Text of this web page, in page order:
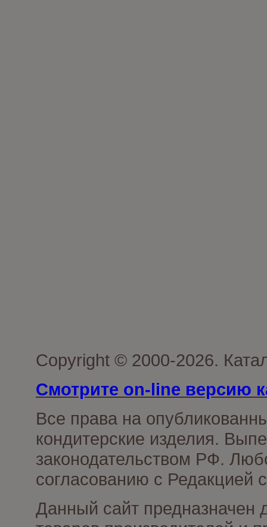
Copyright © 2000-2026.
Смотрите on-line версию
Все права на
кондитерские изделия.
законодательством РФ.
согласованию с Редакцией
Данный сайт предназначен